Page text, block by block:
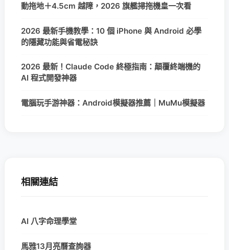
動拖地＋4.5cm 越障，2026 旗艦掃拖機皇一次看
2026 最新手機教學：10 個 iPhone 與 Android 必學
的隱藏功能與省電秘訣
2026 最新！Claude Code 終極指南：顛覆終端機的
AI 程式開發神器
電腦玩手游神器：Android模擬器推薦｜MuMu模擬器
相關連結
AI 八字命理學堂
馬雅13月亮曆查詢器